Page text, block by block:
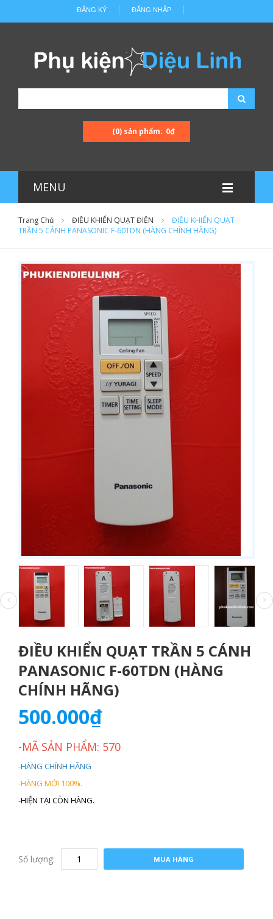
ĐĂNG NHẬP
ĐĂNG KÝ
(0) sản phẩm: 0₫
MENU
Trang Chủ ĐIỀU KHIỂN QUẠT ĐIỆN
ĐIỀU KHIỂN QUẠT
TRẦN 5 CÁNH PANASONIC F-60TDN (HÀNG CHÍNH HÃNG)
ĐIỀU KHIỂN QUẠT TRẦN 5 CÁNH
PANASONIC F-60TDN (HÀNG
CHÍNH HÃNG)
500.000₫
-MÃ SẢN PHẨM: 570
-HÀNG CHÍNH HÃNG
-HÀNG MỚI 100%.
-HIỆN TẠI CÒN HÀNG.
Số lượng: MUA HÀNG